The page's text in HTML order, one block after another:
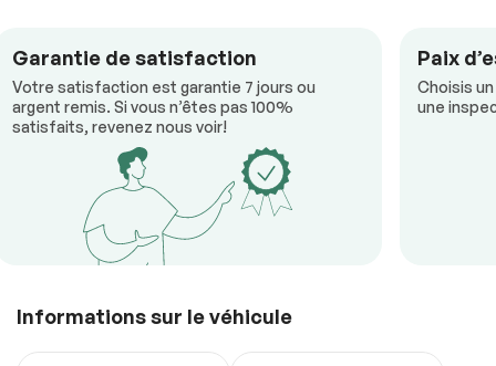
Garantie de satisfaction
Votre satisfaction est garantie 7 jours ou
argent remis. Si vous n’êtes pas 100%
satisfaits, revenez nous voir!
Paix
Choisis
une
Informations sur le véhicule